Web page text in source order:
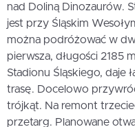
nad Doliną Dinozaurów.
jest przy Śląskim
można podróżować w
pierwsza, długości 2185
Stadionu Śląskiego, daje
trasę. Docelowo
trójkąt. Na remont
przetarg. Planowane